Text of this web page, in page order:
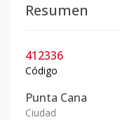
Resumen
412336
Código
Punta Cana
Ciudad